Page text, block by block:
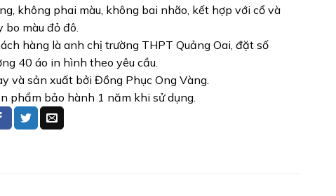
không phai màu, không bai nhão, kết hợp với cổ và
bo màu đỏ đô.
hàng là anh chị trường THPT Quảng Oai, đặt số
40 áo in hình theo yêu cầu.
và sản xuất bởi Đồng Phục Ong Vàng.
phẩm bảo hành 1 năm khi sử dụng.